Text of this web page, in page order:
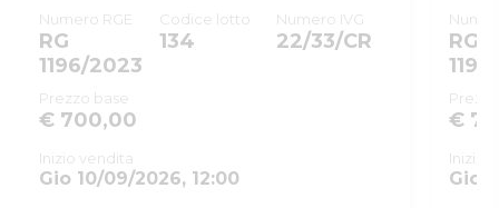
Numero RGE
RG
1196/2023
Codice lotto
134
Numero IVG
22/33/CR
Prezzo base
€ 700,00
Inizio vendita
Gio 10/09/2026, 12:00
RG
€
Inizio
Gio